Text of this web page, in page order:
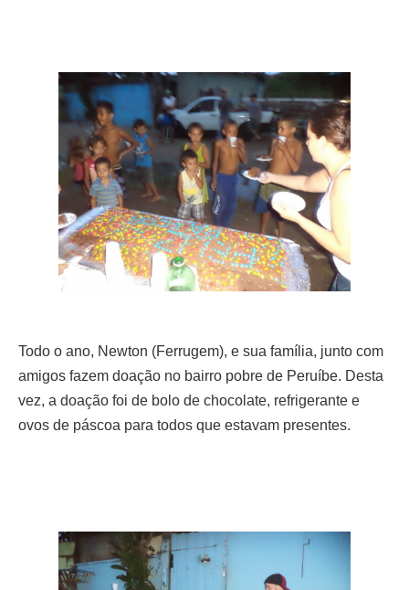
Todo o ano, Newton (Ferrugem), e sua família, junto com
amigos fazem doação no bairro pobre de Peruíbe. Desta
vez, a doação foi de bolo de chocolate, refrigerante e
ovos de páscoa para todos que estavam presentes.